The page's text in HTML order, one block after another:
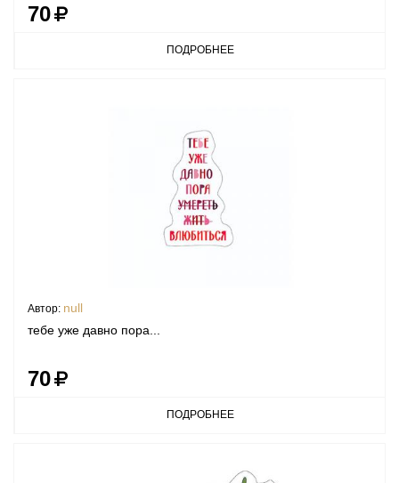
70
ПОДРОБНЕЕ
Автор: null
тебе уже давно пора...
70
ПОДРОБНЕЕ